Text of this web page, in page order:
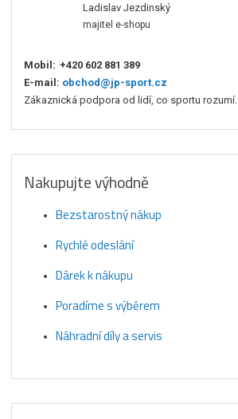
Ladislav Jezdinský
majitel e-shopu
Mobil: +420 602 881 389
E-mail: obchod@jp-sport.cz
Zákaznická podpora od lidí, co sportu rozumí.
Nakupujte výhodně
Bezstarostný nákup
Rychlé odeslání
Dárek k nákupu
Poradíme s výběrem
Náhradní díly a servis